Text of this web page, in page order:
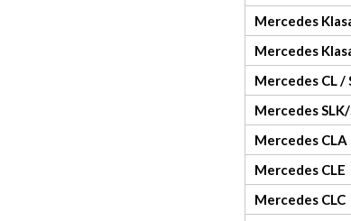
Mercedes
Mercedes
Mercedes CL /
Mercedes SLK/
Mercedes CLA
Mercedes CLE
Mercedes CLC